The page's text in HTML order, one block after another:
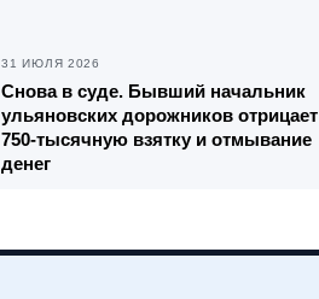
31 ИЮЛЯ 2026
Снова в суде. Бывший начальник
ульяновских дорожников отрицает
750-тысячную взятку и отмывание
денег